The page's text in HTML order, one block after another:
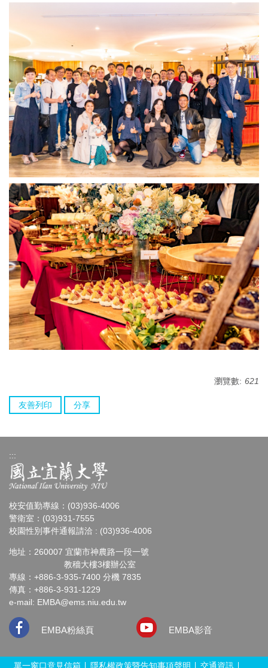
瀏覽數: 621
友善列印 分享
:::
校安值勤專線：(03)936-4006
警衛室：(03)931-7555
校園性別事件通報請洽 : (03)936-4006
地址：260007 宜蘭市神農路一段一號
教穡大樓3樓辦公室
專線：+886-3-935-7400 分機 7835
傳真：+886-3-931-1229
e-mail: EMBA@ems.niu.edu.tw
EMBA粉絲頁 EMBA影音
單一窗口意見信箱 隱私權政策暨告知事項聲明 交通資訊